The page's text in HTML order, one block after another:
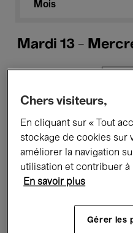
Mois
Mardi 13 -
Tous les événements
Expositions
Rencontres & Débats
Musique classique
Chers visiteurs,
En cliquant sur « Tout
stockage de cookies sur
améliorer la navigation
utilisation et contribuer
En savoir plus
Gérer les